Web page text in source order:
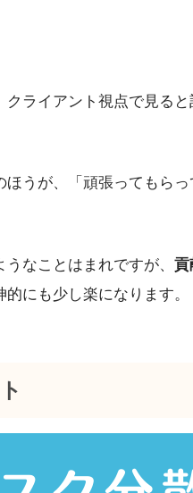
ライアント視点で見る
うが、「頑張ってもら
なことはまれですが、 貢
的にも少し楽になります。